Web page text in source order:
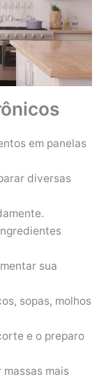
em panelas
diversas
sua
sopas, molhos
e o preparo
mais